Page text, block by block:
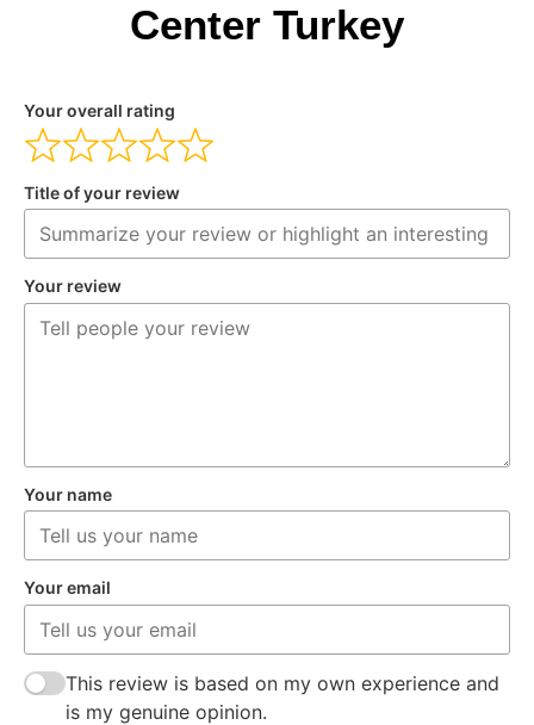
Center Turkey
Your overall rating
Title of your review
Your review
Your name
Your email
This review is based on my own experience and
is my genuine opinion.